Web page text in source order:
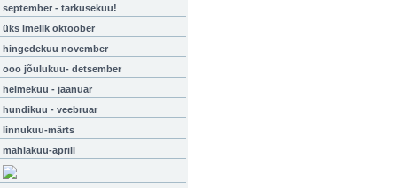
september - tarkusekuu!
üks imelik oktoober
hingedekuu november
ooo jõulukuu- detsember
helmekuu - jaanuar
hundikuu - veebruar
linnukuu-märts
mahlakuu-aprill